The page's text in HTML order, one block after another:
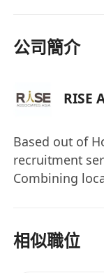
公司簡介
RISE
Based out of
recruitment
Combining
solutions in
sectors. We are experienced recruiters who
相似職位